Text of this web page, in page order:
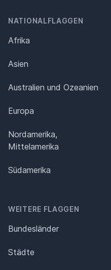
NATIONALFLAGGEN
Afrika
Asien
Australien und Ozeanien
Europa
Nordamerika,
Mittelamerika
Südamerika
WEITERE FLAGGEN
Bundesländer
Städte